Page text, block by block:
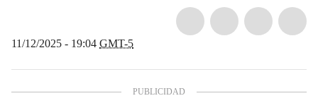
11/12/2025 - 19:04 GMT-5